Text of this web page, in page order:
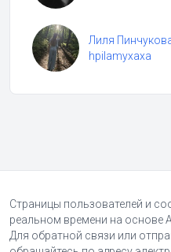
Лиля
hpilamyxaxa
Страницы пользователей и
реальном времени на основе
Для обратной связи или